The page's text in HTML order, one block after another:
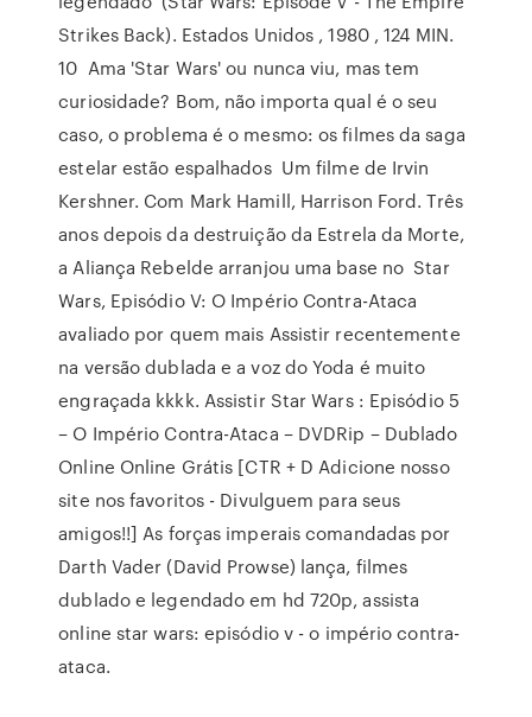
Strikes Back). Estados Unidos , 1980 , 124 MIN.
10 Ama 'Star Wars' ou nunca viu, mas tem
curiosidade? Bom, não importa qual é o seu
caso, o problema é o mesmo: os filmes da saga
estelar estão espalhados Um filme de Irvin
Kershner. Com Mark Hamill, Harrison Ford. Três
anos depois da destruição da Estrela da Morte,
a Aliança Rebelde arranjou uma base no Star
Wars, Episódio V: O Império Contra-Ataca
avaliado por quem mais Assistir recentemente
na versão dublada e a voz do Yoda é muito
engraçada kkkk. Assistir Star Wars : Episódio 5
– O Império Contra-Ataca – DVDRip – Dublado
Online Online Grátis [CTR + D Adicione nosso
site nos favoritos - Divulguem para seus
amigos!!] As forças imperais comandadas por
Darth Vader (David Prowse) lança, filmes
dublado e legendado em hd 720p, assista
online star wars: episódio v - o império contra-
ataca.